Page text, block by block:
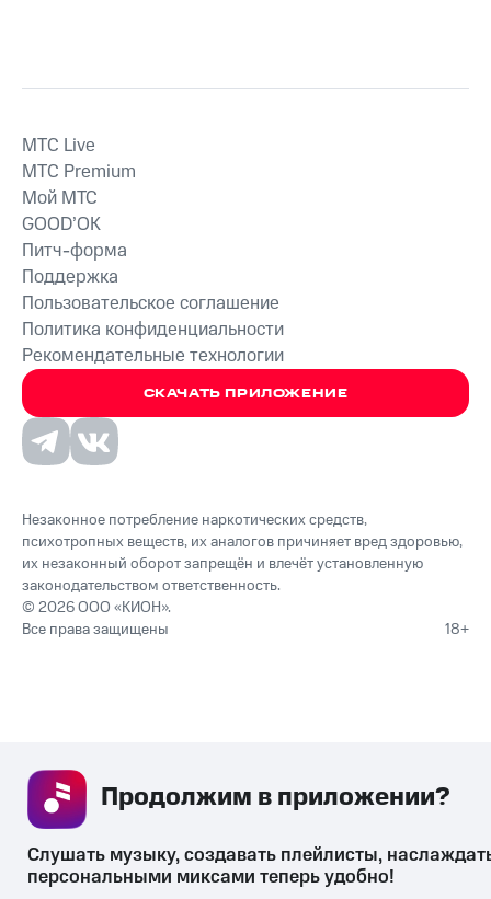
СКАЧАТЬ ПРИЛОЖЕНИЕ
MTС Live
MTС Premium
Мой МТС
GOOD’OK
Питч-форма
Поддержка
Пользовательское соглашение
Политика конфиденциальности
Рекомендательные технологии
Незаконное потребление наркотических средств,
психотропных веществ, их аналогов причиняет вред здоровью,
их незаконный оборот запрещён и влечёт установленную
законодательством ответственность.
© 2026 ООО «КИОН».
Все права защищены
18+
Продолжим в приложении?
Слушать музыку, создавать плейлисты,
персональными миксами теперь удобно!